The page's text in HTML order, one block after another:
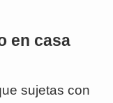
en casa